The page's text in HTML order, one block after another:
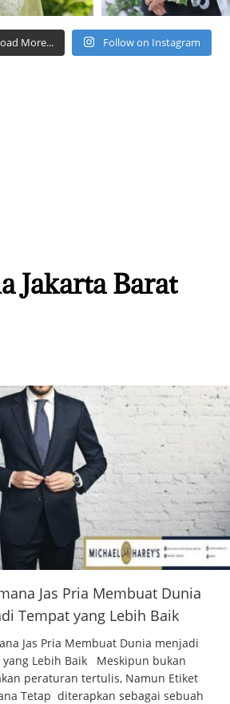
More... Follow on Instagram
Jakarta Barat
Jas Pria Membuat Dunia
Tempat yang Lebih Baik
Jas Pria Membuat Dunia menjadi
yang Lebih Baik Meskipun bukan
peraturan tertulis, Namun Etiket
Tetap diterapkan sebagai sebuah